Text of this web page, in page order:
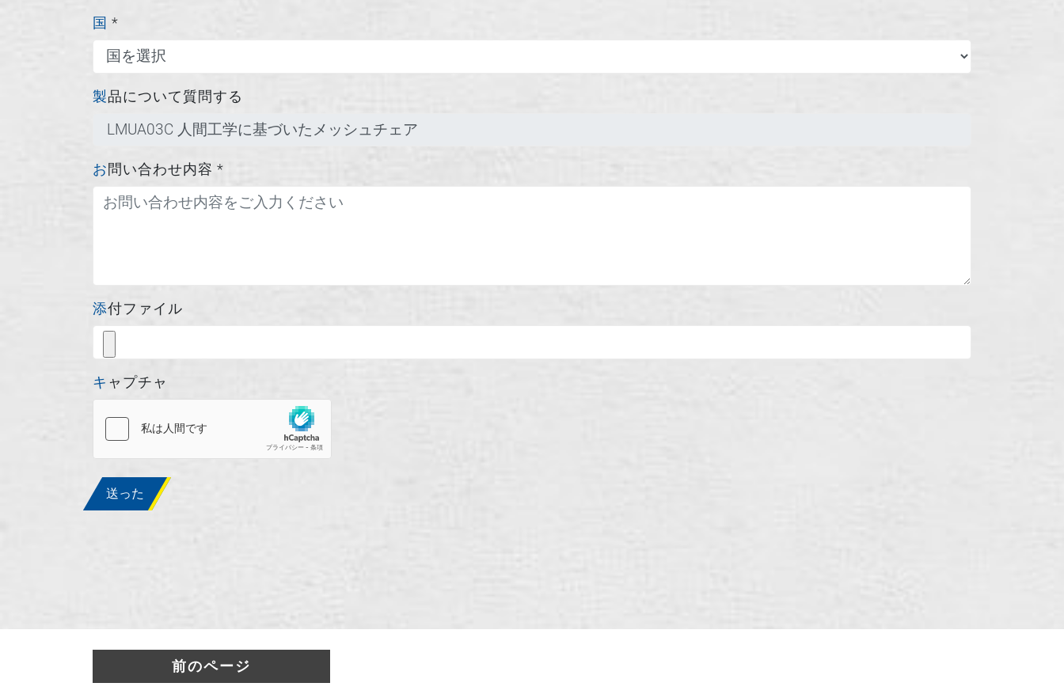
*
製品について質問する
お問い合わせ内容 *
添付ファイル
キャプチャ
送った
前のページ